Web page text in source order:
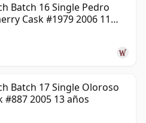
Batch 16 Single Pedro
Cask #1979 2006 11
Batch 17 Single Oloroso
#887 2005 13 años